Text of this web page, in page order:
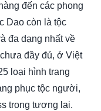
đến các phong
Dao còn là tộc
đa dạng nhất về
đầy đủ, ở Việt
loại hình trang
phục tộc người,
trong tương lai.